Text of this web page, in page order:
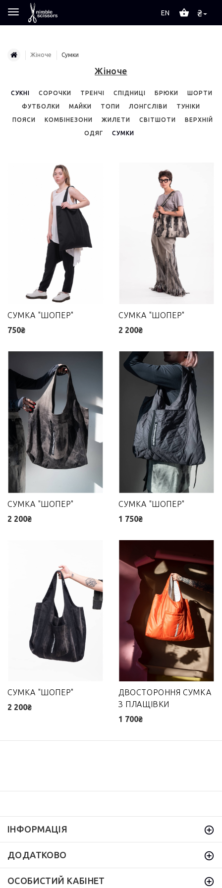
₴
EN
Жіноче Сумки
Жіноче
СУКНІ СОРОЧКИ ТРЕНЧІ СПІДНИЦІ БРЮКИ ШОРТИ
ФУТБОЛКИ МАЙКИ ТОПИ ЛОНГСЛІВИ ТУНІКИ
ПОЯСИ КОМБІНЕЗОНИ ЖИЛЕТИ СВІТШОТИ ВЕРХНІЙ
ОДЯГ СУМКИ
СУМКА "ШОПЕР"
750₴
СУМКА "ШОПЕР"
2 200₴
СУМКА "ШОПЕР"
2 200₴
СУМКА "ШОПЕР"
1 750₴
СУМКА "ШОПЕР"
2 200₴
ДВОСТОРОННЯ СУМКА
З ПЛАЩІВКИ
1 700₴
ІНФОРМАЦІЯ
ДОДАТКОВО
ОСОБИСТИЙ КАБІНЕТ